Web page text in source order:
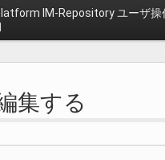
IM-Repository ユーザ
集する